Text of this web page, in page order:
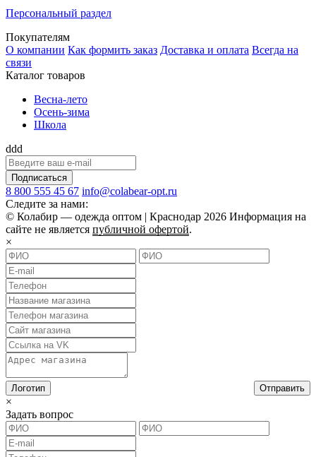
Персональный раздел
Покупателям
О компании Как формить заказ Доставка и оплата Всегда на
связи
Каталог товаров
Весна-лето
Осень-зима
Школа
ddd
Подписаться
8 800 555 45 67 info@colabear-opt.ru
Следите за нами:
© Колабир — одежда оптом | Краснодар 2026 Информация на
сайте не является публичной офертой.
×
Отправить
×
Задать вопрос